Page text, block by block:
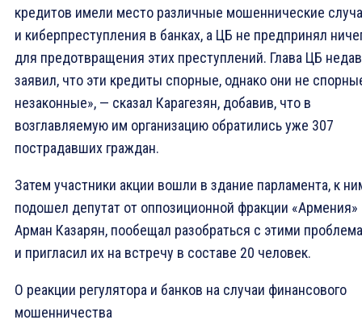
кредитов имели место различные мошеннические
и киберпреступления в банках, а ЦБ не предпринял
для предотвращения этих преступлений. Глава ЦБ
заявил, что эти кредиты спорные, однако они не
незаконные», — сказал Карагезян, добавив, что в
возглавляемую им организацию обратились уже 307
пострадавших граждан.
Затем участники акции вошли в здание парламента, к
подошел депутат от оппозиционной фракции «Армения»
Арман Казарян, пообещал разобраться с этими
и пригласил их на встречу в составе 20 человек.
О реакции регулятора и банков на случаи финансового
мошенничества